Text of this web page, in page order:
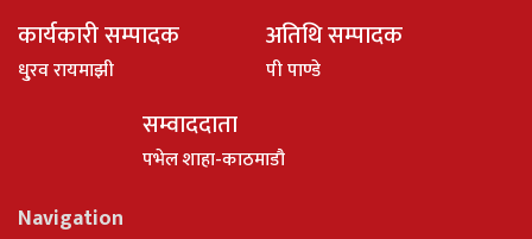
कार्यकारी सम्पादक
धु्रव रायमाझी
अतिथि सम्पादक
पी पाण्डे
सम्वाददाता
पभेल शाहा-काठमाडौ
Navigation